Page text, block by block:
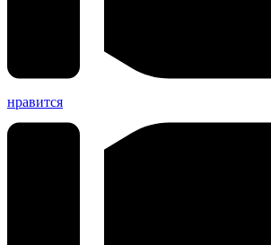
нравится